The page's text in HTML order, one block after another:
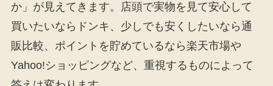
か」が見えてきます。店頭で実物を見て安心して
買いたいならドンキ、少しでも安くしたいなら通
販比較、ポイントを貯めているなら楽天市場や
Yahoo!ショッピングなど、重視するものによって